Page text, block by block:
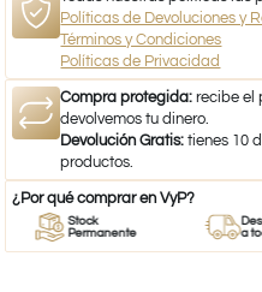
Políticas de Devoluciones y
Términos y Condiciones
Políticas de Privacidad
Compra protegida: recibe el
devolvemos tu dinero.
Devolución Gratis: tienes 10
productos.
¿Por qué comprar en VyP?
Stock
Permanente
a todo